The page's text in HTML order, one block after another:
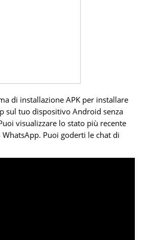
di installazione APK per installare
sul tuo dispositivo Android senza
visualizzare lo stato più recente
Puoi goderti le chat di